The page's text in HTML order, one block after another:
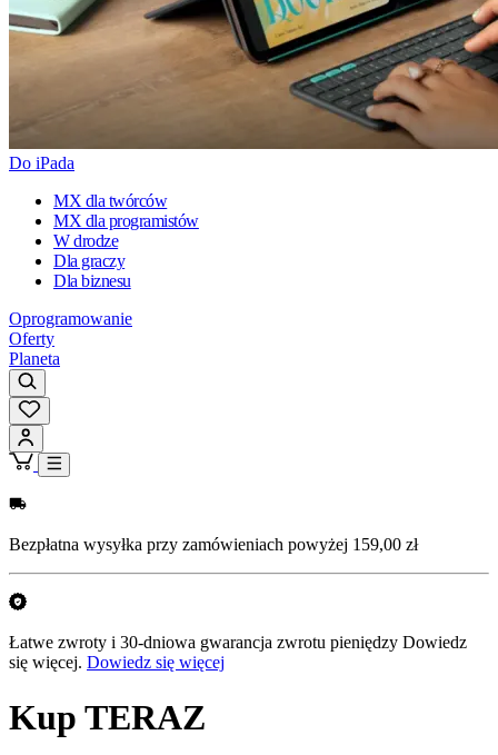
Do iPada
MX dla twórców
MX dla programistów
W drodze
Dla graczy
Dla biznesu
Oprogramowanie
Oferty
Planeta
Bezpłatna wysyłka przy zamówieniach powyżej 159,00 zł
Łatwe zwroty i 30-dniowa gwarancja zwrotu pieniędzy Dowiedz
się więcej. Dowiedz się więcej
Kup TERAZ